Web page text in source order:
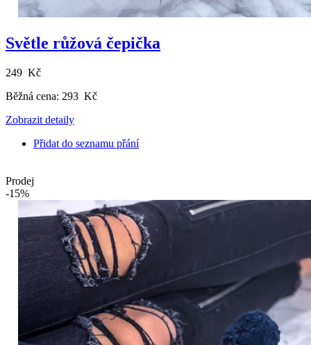
Světle růžová čepička
249 Kč
Běžná cena: 293 Kč
Zobrazit detaily
Přidat do seznamu přání
Prodej
-15%